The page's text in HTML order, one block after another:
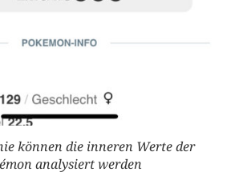
können die inneren Werte der
analysiert werden